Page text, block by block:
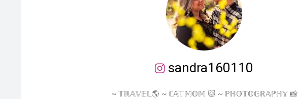
sandra160110
~ 𝕋ℝ𝔸𝕍𝔼𝕃🌎 ~ ℂ𝔸𝕋𝕄𝕆𝕄 🐱 ~ ℙℍ𝕆𝕋𝕆𝔾ℝ𝔸ℙℍ𝕐 📸